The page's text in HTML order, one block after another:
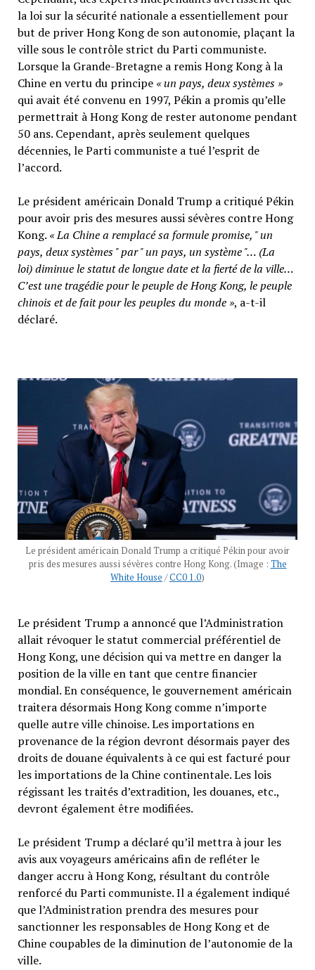
la loi sur la sécurité nationale a essentiellement pour
but de priver Hong Kong de son autonomie, plaçant la
ville sous le contrôle strict du Parti communiste.
Lorsque la Grande-Bretagne a remis Hong Kong à la
Chine en vertu du principe« un pays, deux systèmes »
qui avait été convenu en 1997, Pékin a promis qu’elle
permettrait à Hong Kong de rester autonome pendant
50 ans. Cependant, après seulement quelques
décennies, le Parti communiste a tué l’esprit de
l’accord.
Le président américain Donald Trump a critiqué Pékin
pour avoir pris des mesures aussi sévères contre Hong
Kong. « La Chine a remplacé sa formule promise, " un
pays, deux systèmes " par " un pays, un système "… (La
loi) diminue le statut de longue date et la fierté de la ville…
C’est une tragédie pour le peuple de Hong Kong, le peuple
chinois et de fait pour les peuples du monde », a-t-il
déclaré.
Le président américain Donald Trump a critiqué Pékin pour avoir
pris des mesures aussi sévères contre Hong Kong. (Image : The
White House /CC0 1.0)
Le président Trump a annoncé que l’Administration
allait révoquer le statut commercial préférentiel de
Hong Kong, une décision qui va mettre en danger la
position de la ville en tant que centre financier
mondial. En conséquence, le gouvernement américain
traitera désormais Hong Kong comme n’importe
quelle autre ville chinoise. Les importations en
provenance de la région devront désormais payer des
droits de douane équivalents à ce qui est facturé pour
les importations de la Chine continentale. Les lois
régissant les traités d’extradition, les douanes, etc.,
devront également être modifiées.
Le président Trump a déclaré qu’il mettra à jour les
avis aux voyageurs américains afin de refléter le
danger accru à Hong Kong, résultant du contrôle
renforcé du Parti communiste. Il a également indiqué
que l’Administration prendra des mesures pour
sanctionner les responsables de Hong Kong et de
Chine coupables de la diminution de l’autonomie de la
ville.